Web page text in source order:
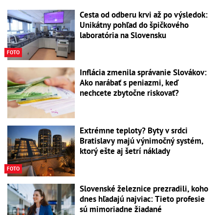
FOTO
Cesta od odberu krvi až po výsledok:
Unikátny pohľad do špičkového
laboratória na Slovensku
Inflácia zmenila správanie Slovákov:
Ako narábať s peniazmi, keď
nechcete zbytočne riskovať?
FOTO
Extrémne teploty? Byty v srdci
Bratislavy majú výnimočný systém,
ktorý ešte aj šetrí náklady
Slovenské železnice prezradili, koho
dnes hľadajú najviac: Tieto profesie
sú mimoriadne žiadané